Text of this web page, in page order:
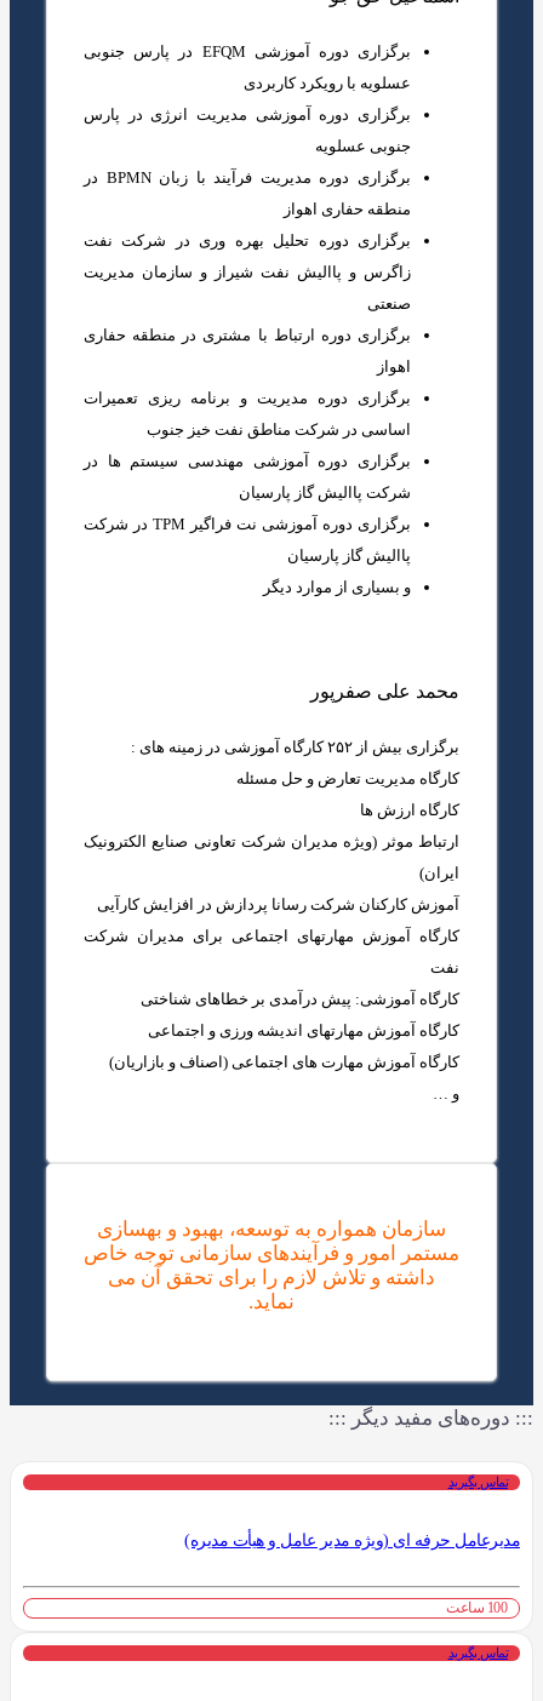
برگزاری دوره آموزشی EFQM در پارس جنوبی
عسلویه با رویکرد کاربردی
برگزاری دوره آموزشی مدیریت انرژی در پارس
جنوبی عسلویه
برگزاری دوره مدیریت فرآیند با زبان BPMN در
منطقه حفاری اهواز
برگزاری دوره تحلیل بهره وری در شرکت نفت
زاگرس و پاالیش نفت شیراز و سازمان مدیریت
صنعتی
برگزاری دوره ارتباط با مشتری در منطقه حفاری
اهواز
برگزاری دوره مدیریت و برنامه ریزی تعمیرات
اساسی در شرکت مناطق نفت خیز جنوب
برگزاری دوره آموزشی مهندسی سیستم ها در
شرکت پاالیش گاز پارسیان
برگزاری دوره آموزشی نت فراگیر TPM در شرکت
پاالیش گاز پارسیان
و بسیاری از موارد دیگر
محمد علی صفرپور
برگزاری بیش از ۲۵۲ کارگاه آموزشی در زمینه های :
کارگاه مدیریت تعارض و حل مسئله
کارگاه ارزش ها
ارتباط موثر (ویژه مدیران شرکت تعاونی صنایع الکترونیک
ایران)
آموزش کارکنان شرکت رسانا پردازش در افزایش کارآیی
کارگاه آموزش مهارتهای اجتماعی برای مدیران شرکت
نفت
کارگاه آموزشی: پیش درآمدی بر خطاهای شناختی
کارگاه آموزش مهارتهای اندیشه ورزی و اجتماعی
کارگاه آموزش مهارت های اجتماعی (اصناف و بازاریان)
و …
سازمان همواره به توسعه، بهبود و بهسازی
مستمر امور و فرآیندهای سازمانی توجه خاص
داشته و تلاش لازم را برای تحقق آن می
نماید.
::: دوره‌های مفید دیگر :::
تماس بگیرید
مدیرعامل حرفه ای (ویژه مدیر عامل و هیأت مدیره)
100 ساعت
تماس بگیرید